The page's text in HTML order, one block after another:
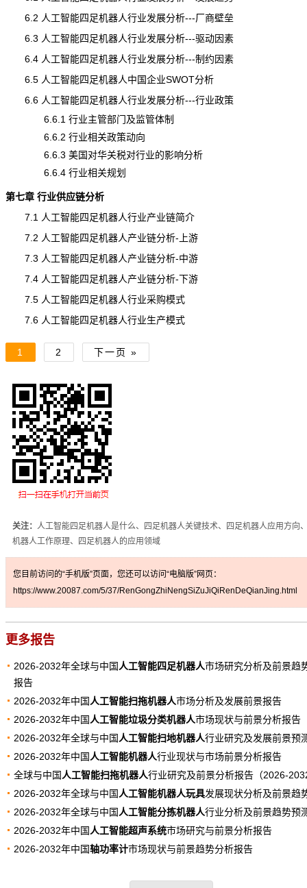
6.2 人工智能四足机器人行业发展分析---厂商壁垒
6.3 人工智能四足机器人行业发展分析---驱动因素
6.4 人工智能四足机器人行业发展分析---制约因素
6.5 人工智能四足机器人中国企业SWOT分析
6.6 人工智能四足机器人行业发展分析---行业政策
6.6.1 行业主管部门及监管体制
6.6.2 行业相关政策动向
6.6.3 美国对华关税对行业的影响分析
6.6.4 行业相关规划
第七章 行业供应链分析
7.1 人工智能四足机器人行业产业链简介
7.2 人工智能四足机器人产业链分析-上游
7.3 人工智能四足机器人产业链分析-中游
7.4 人工智能四足机器人产业链分析-下游
7.5 人工智能四足机器人行业采购模式
7.6 人工智能四足机器人行业生产模式
1 2 下一页 »
关注： 人工智能四足机器人是什么、四足机器人关键技术、四足机器人应用方向
机器人工作原理、四足机器人的应用领域
您目前访问的“手机版”页面，您还可以访问“电脑版”网页：
https://www.20087.com/5/37/RenGongZhiNengSiZuJiQiRenDeQianJing.html
更多报告
2026-2032年全球与中国 人工智能四足机器人市场研究分析及前景趋
报告
2026-2032年中国 人工智能扫拖机器人市场分析及发展前景报告
2026-2032年中国 人工智能垃圾分类机器人市场现状与前景分析报告
2026-2032年全球与中国 人工智能扫地机器人行业研究及发展前景预
2026-2032年中国 人工智能机器人行业现状与市场前景分析报告
全球与中国 人工智能扫拖机器人行业研究及前景分析报告（2026-
2026-2032年全球与中国 人工智能机器人玩具发展现状分析及前景趋
2026-2032年全球与中国 人工智能分拣机器人行业分析及前景趋势预
2026-2032年中国 人工智能超声系统市场研究与前景分析报告
2026-2032年中国轴功率计市场现状与前景趋势分析报告